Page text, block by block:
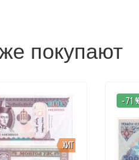
покупают
ХИТ
- 71